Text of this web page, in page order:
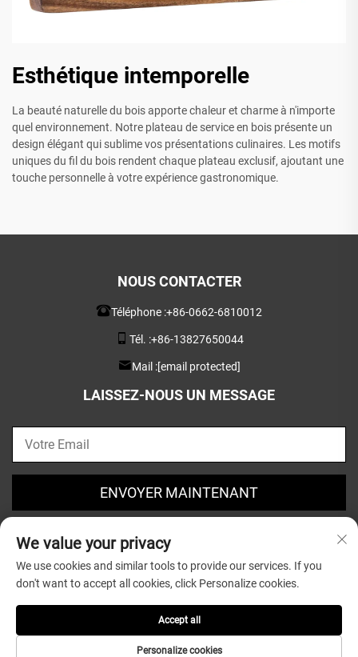
Esthétique intemporelle
La beauté naturelle du bois apporte chaleur et charme à n'importe
quel environnement. Notre plateau de service en bois présente un
design élégant qui sublime vos présentations culinaires. Les motifs
uniques du fil du bois rendent chaque plateau exclusif, ajoutant une
touche personnelle à votre expérience gastronomique.
NOUS CONTACTER
Téléphone :+86-0662-6810012
Tél. :+86-13827650044
Mail :[email protected]
LAISSEZ-NOUS UN MESSAGE
ENVOYER MAINTENANT
Housewares Co.,Ltd. |
Politique de confidentialité
We value your privacy
We use cookies and similar tools to provide our services. If you
don't want to accept all cookies, click Personalize cookies.
Personalize cookies
Accept all